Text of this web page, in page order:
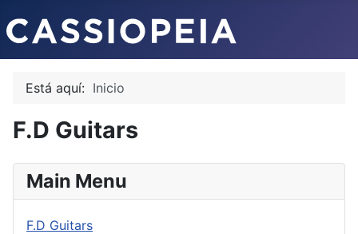
Está aquí: Inicio
F.D Guitars
Main Menu
F.D Guitars